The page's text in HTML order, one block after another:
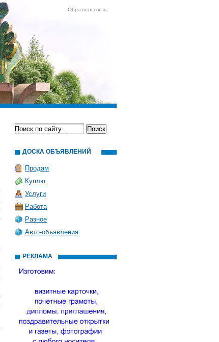
Обратная связь
ДОСКА ОБЪЯВЛЕНИЙ
Продам
Куплю
Услуги
Работа
Разное
Авто-объявления
РЕКЛАМА